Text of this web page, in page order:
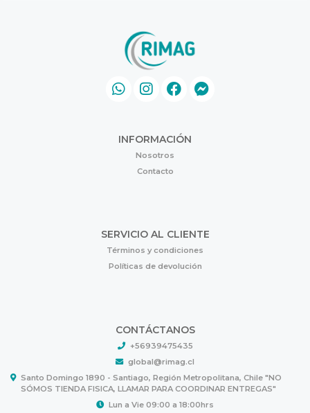
INFORMACIÓN
Nosotros
Contacto
SERVICIO AL CLIENTE
Términos y condiciones
Políticas de devolución
CONTÁCTANOS
+56939475435
global@rimag.cl
Santo Domingo 1890 - Santiago, Región Metropolitana, Chile "NO
SÓMOS TIENDA FISICA, LLAMAR PARA COORDINAR ENTREGAS"
Lun a Vie 09:00 a 18:00hrs